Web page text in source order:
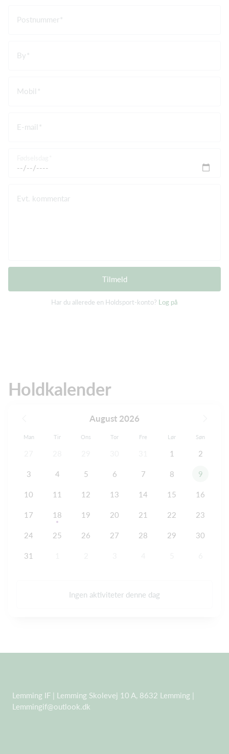
Postnummer
By
Mobil
E-mail
Evt. kommentar
Tilmeld
Har du allerede en Holdsport-konto? Log på
Holdkalender
August 2026
Man Tir Ons Tor Fre Lør Søn
1 2
3 4 5 6 7 8 9
10 11 12 13 14 15 16
17 18 19 20 21 22 23
24 25 26 27 28 29 30
31
Ingen aktiviteter denne dag
Lemming IF | Lemming Skolevej 10 A, 8632 Lemming |
Lemmingif@outlook.dk